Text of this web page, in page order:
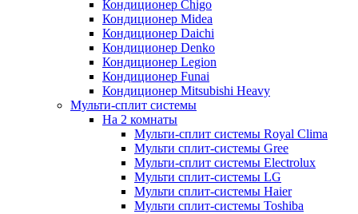
Кондиционер Chigo
Кондиционер Midea
Кондиционер Daichi
Кондиционер Denko
Кондиционер Legion
Кондиционер Funai
Кондиционер Mitsubishi Heavy
Мульти-сплит системы
На 2 комнаты
Мульти-сплит системы Royal Clima
Мульти сплит-системы Gree
Мульти-сплит системы Electrolux
Мульти сплит-системы LG
Мульти сплит-системы Haier
Мульти сплит-системы Toshiba